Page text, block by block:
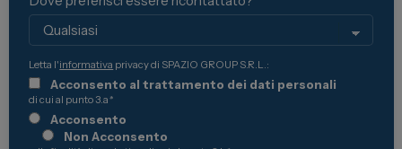
Letta l'informativa privacy di SPAZIO GROUP S.R.L.:
Acconsento al trattamento dei dati personali
di cui al punto 3.a*
Acconsento
Non Acconsento